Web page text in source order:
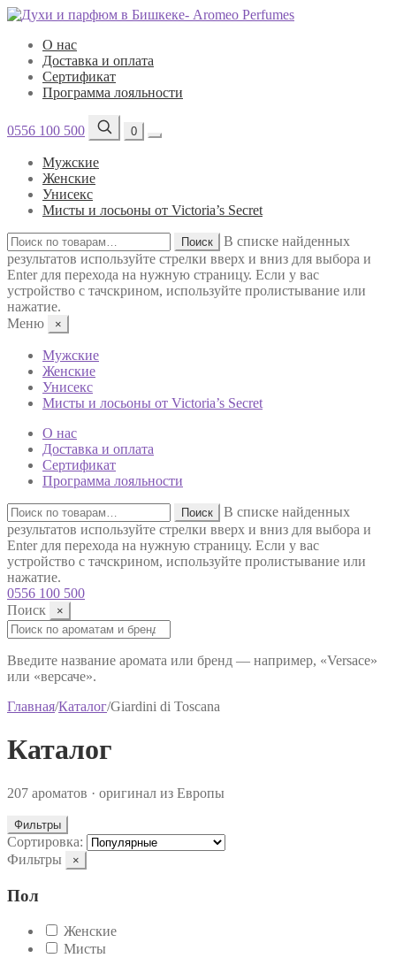
О нас
Доставка и оплата
Сертификат
Программа лояльности
0556 100 500 0
Мужские
Женские
Унисекс
Мисты и лосьоны от Victoria’s Secret
Искать:
Поиск
В списке найденных
результатов используйте стрелки вверх и вниз для выбора и
Enter для перехода на нужную страницу. Если у вас
устройство с тачскрином, используйте пролистывание или
нажатие.
Меню
×
Мужские
Женские
Унисекс
Мисты и лосьоны от Victoria’s Secret
О нас
Доставка и оплата
Сертификат
Программа лояльности
Искать:
Поиск
В списке найденных
результатов используйте стрелки вверх и вниз для выбора и
Enter для перехода на нужную страницу. Если у вас
устройство с тачскрином, используйте пролистывание или
нажатие.
0556 100 500
Поиск
×
Поиск:
Введите название аромата или бренд — например, «Versace»
или «версаче».
Главная/Каталог/Giardini di Toscana
Каталог
207 ароматов · оригинал из Европы
Фильтры
Сортировка:
Фильтры
×
Пол
Женские
Мисты